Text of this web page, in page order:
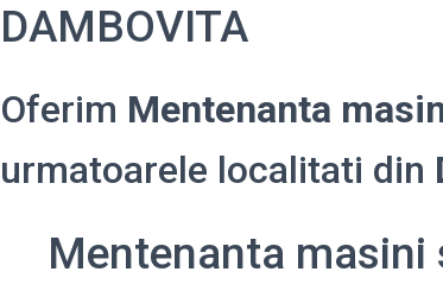
DAMBOVITA
Oferim Mentenanta
urmatoarele localitati din
Mentenanta